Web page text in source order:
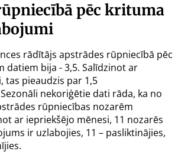
pēc krituma
rādītājs apstrādes rūpniecībā pēc
datiem bija - 3,5. Salīdzinot ar
tas pieaudzis par 1,5
nekoriģētie dati rāda, ka no
rūpniecības nozarēm
ar iepriekšējo mēnesi, 11 nozarēs
ir uzlabojies, 11 – pasliktinājies,